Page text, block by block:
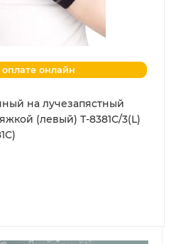
оплате онлайн
на лучезапястный
(левый) Т-8381С/3(L)